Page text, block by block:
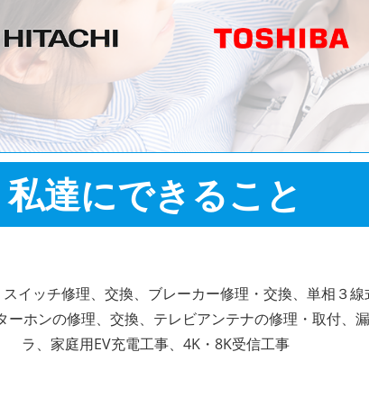
私達にできること
イッチ修理、交換、ブレーカー修理・交換、単相３
ホンの修理、交換、テレビアンテナの修理・取付、
ラ、家庭用EV充電工事、 4K・8K受信工事